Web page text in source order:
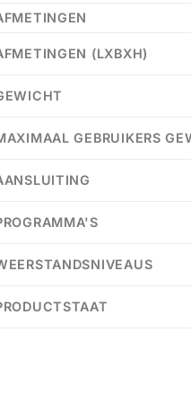
(LXBXH)
GEBRUIKERS